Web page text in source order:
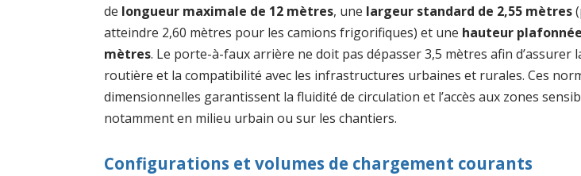
de longueur maximale de 12 mètres, une largeur standard de 2,55 mètres
atteindre 2,60 mètres pour les camions frigorifiques) et une hauteur
mètres. Le porte-à-faux arrière ne doit pas dépasser 3,5 mètres afin d’assurer
routière et la compatibilité avec les infrastructures urbaines et rurales. Ces
dimensionnelles garantissent la fluidité de circulation et l’accès aux zones
notamment en milieu urbain ou sur les chantiers.
Configurations et volumes de chargement courants